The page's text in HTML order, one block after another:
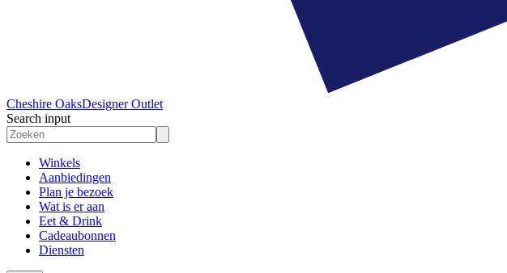
Cheshire OaksDesigner Outlet
Search input
Winkels
Aanbiedingen
Plan je bezoek
Wat is er aan
Eet & Drink
Cadeaubonnen
Diensten